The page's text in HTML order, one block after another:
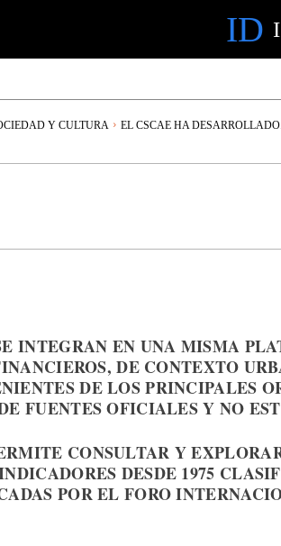
ID
Y CULTURA EL CSCAE HA DESARROLLADO...
INTEGRAN EN UNA MISMA
DE CONTEXTO
DE LOS PRINCIPALES
FUENTES OFICIALES Y NO
CONSULTAR Y
DESDE 1975
POR EL FORO